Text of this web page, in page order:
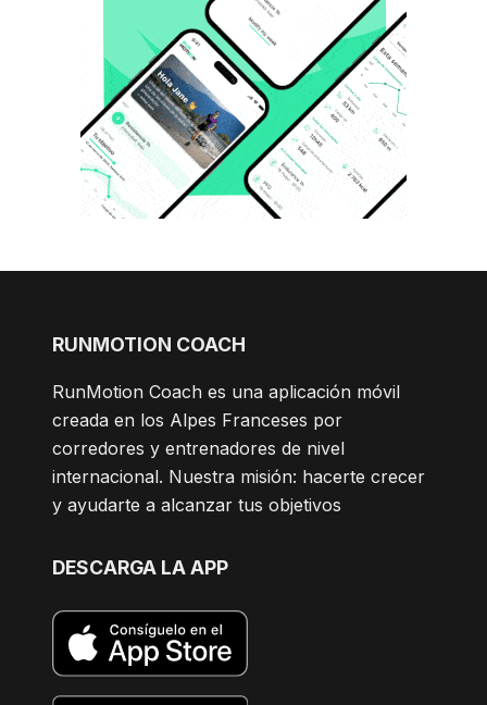
RUNMOTION COACH
RunMotion Coach es una aplicación móvil
creada en los Alpes Franceses por
corredores y entrenadores de nivel
internacional. Nuestra misión: hacerte crecer
y ayudarte a alcanzar tus objetivos
DESCARGA LA APP